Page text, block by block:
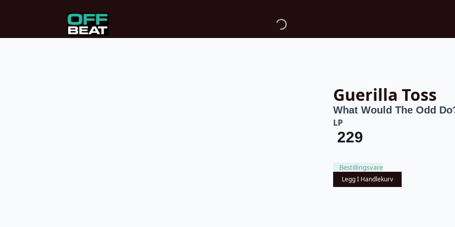
Guerilla Toss
What Would The Odd
LP
229
Bestillingsvare
Legg I Handlekurv